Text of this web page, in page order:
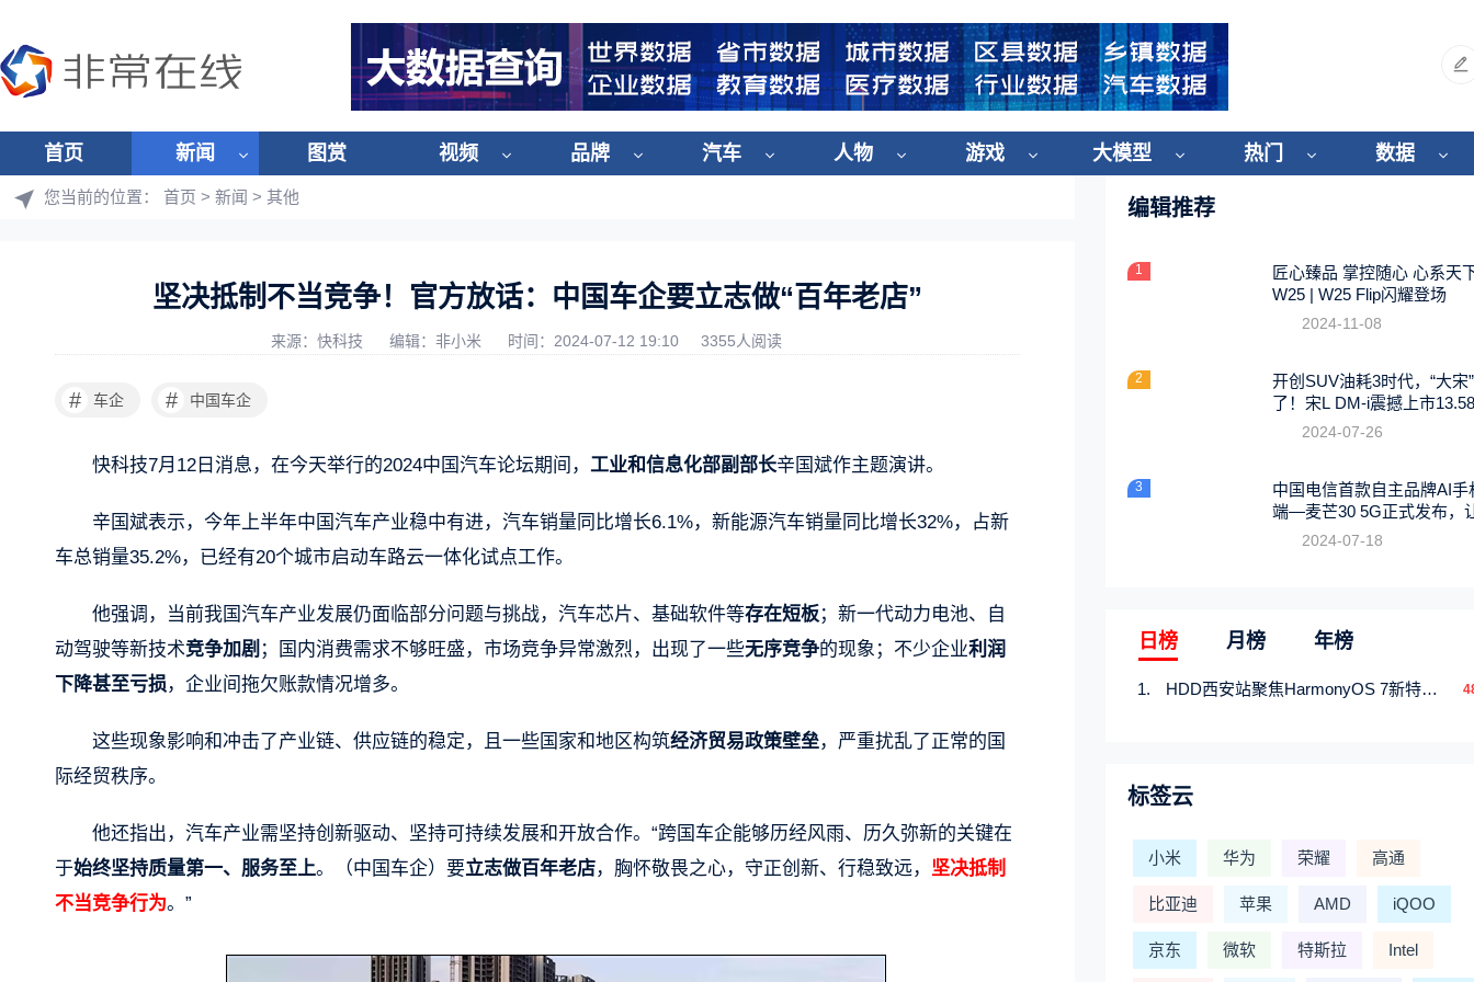
首页 新闻 图赏 视频 品牌 汽车 人物 游戏 大模型 热门 数据
您当前的位置： 首页 > 新闻 > 其他
坚决抵制不当竞争！官方放话：中国车企要立志做“百年老店”
来源：快科技 编辑：非小米 时间：2024-07-12 19:10 3355人阅读
# 车企 # 中国车企
快科技7月12日消息，在今天举行的2024中国汽车论坛期间， 工业和信息化部副部长辛国斌作主题演讲。
辛国斌表示，今年上半年中国汽车产业稳中有进，汽车销量同比增长6.1%，新能源汽车销量同比增长32%，占新
车总销量35.2%，已经有20个城市启动车路云一体化试点工作。
他强调，当前我国汽车产业发展仍面临部分问题与挑战，汽车芯片、基础软件等存在短板；新一代动力电池、自
动驾驶等新技术竞争加剧 ；国内消费需求不够旺盛，市场竞争异常激烈，出现了一些无序竞争的现象；不少企业利润
下降甚至亏损，企业间拖欠账款情况增多。
这些现象影响和冲击了产业链、供应链的稳定，且一些国家和地区构筑经济贸易政策壁垒，严重扰乱了正常的国
际经贸秩序。
他还指出，汽车产业需坚持创新驱动、坚持可持续发展和开放合作。“跨国车企能够历经风雨、历久弥新的关键在
于始终坚持质量第一、服务至上。（中国车企）要立志做百年老店，胸怀敬畏之心，守正创新、行稳致远， 坚决抵制
不当竞争行为。”
编辑推荐
1
匠心臻品 掌控随心 心系天
W25 | W25 Flip闪耀登场
2024-11-08
2
开创SUV油耗3时代，“大宋
了！宋L DM-i震撼上市
2024-07-26
3
中国电信首款自主品牌AI手
端—麦芒30 5G正式发布，
触手可及
2024-07-18
日榜 月榜 年榜
HDD西安站聚焦HarmonyOS 7新特性，解锁从互联到智能的应用开发新范式
标签云
小米 华为 荣耀 高通
比亚迪 苹果 AMD iQOO
京东 微软 特斯拉 Intel